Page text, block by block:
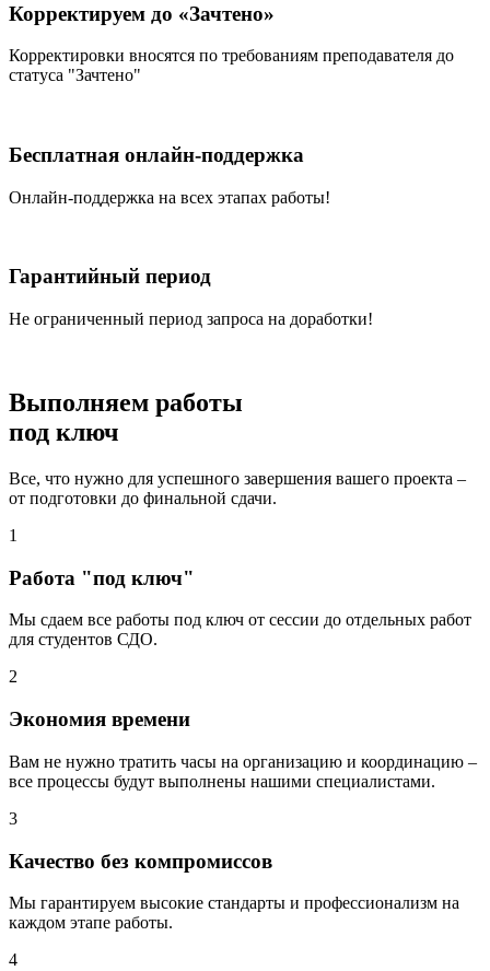
Корректируем до «Зачтено»
Корректировки вносятся по требованиям преподавателя до
статуса "Зачтено"
Бесплатная онлайн-поддержка
Онлайн-поддержка на всех этапах работы!
Гарантийный период
Не ограниченный период запроса на доработки!
Выполняем работы
под ключ
Все, что нужно для успешного завершения вашего проекта –
от подготовки до финальной сдачи.
1
Работа "под ключ"
Мы сдаем все работы под ключ от сессии до отдельных работ
для студентов СДО.
2
Экономия времени
Вам не нужно тратить часы на организацию и координацию –
все процессы будут выполнены нашими специалистами.
3
Качество без компромиссов
Мы гарантируем высокие стандарты и профессионализм на
каждом этапе работы.
4